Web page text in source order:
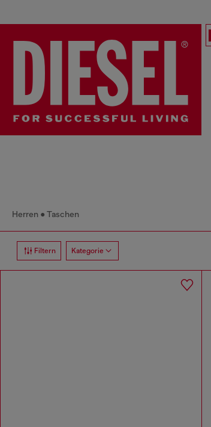
Herren Taschen
Filtern Kategorie